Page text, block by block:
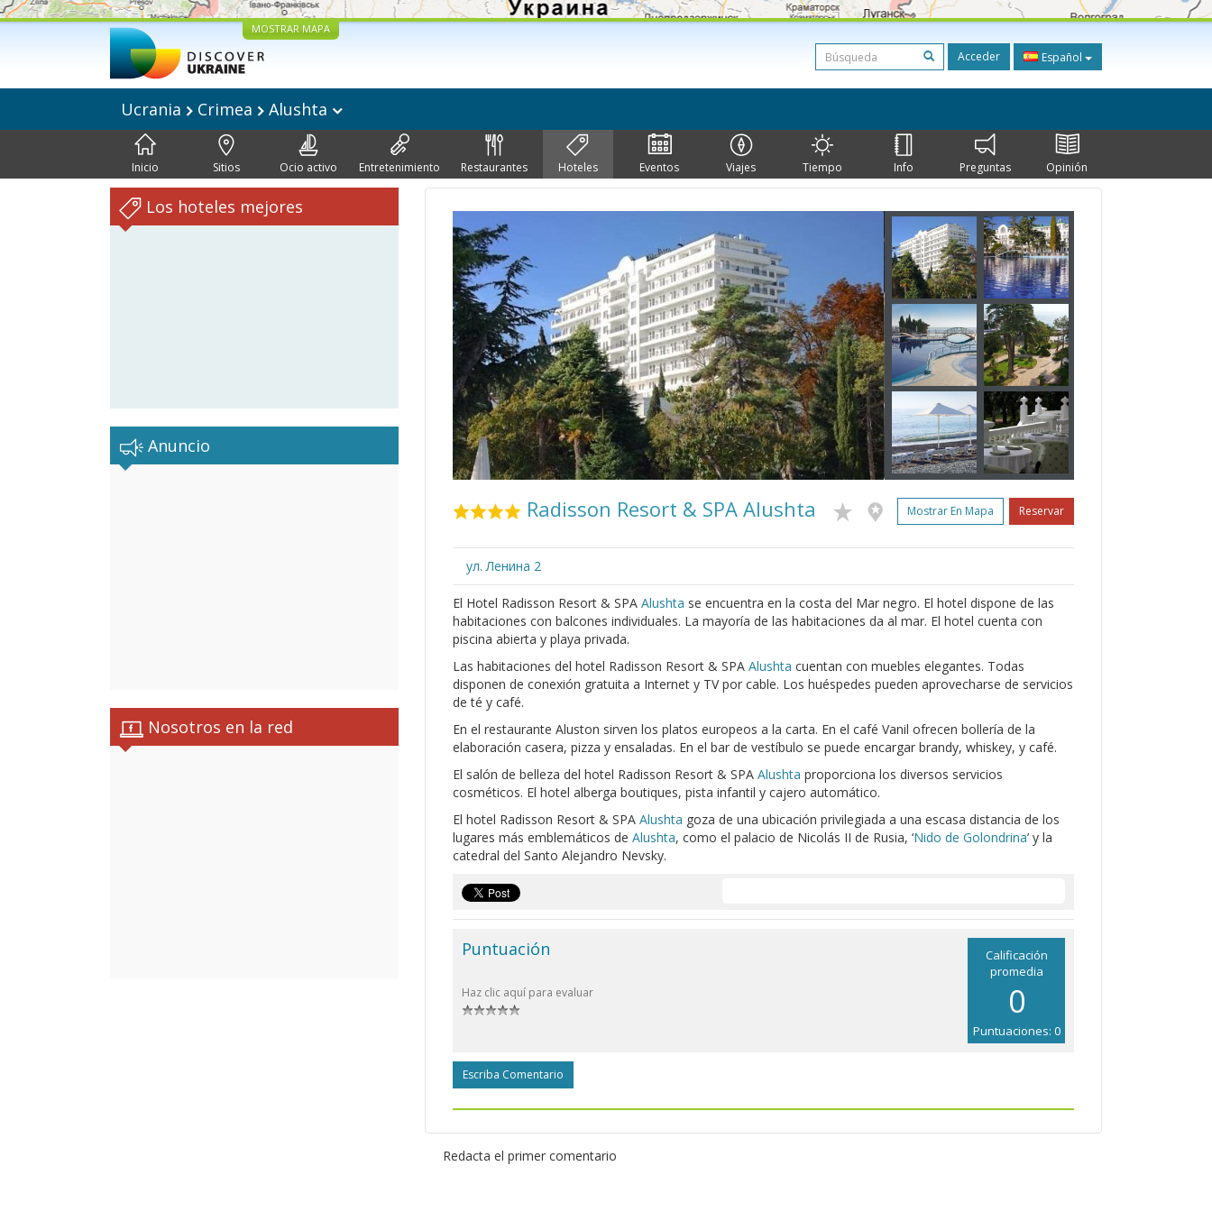
MOSTRAR MAPA
Acceder Español
Ucrania Crimea Alushta
Inicio Sitios Ocio activo Entretenimiento Restaurantes Hoteles Eventos Viajes Tiempo Info Preguntas Opinión
Los hoteles mejores
Anuncio
Nosotros en la red
Radisson Resort & SPA Alushta Mostrar En Mapa Reservar
ул. Ленина 2
El Hotel Radisson Resort & SPA Alushta se encuentra en la costa del Mar negro. El hotel dispone de las
habitaciones con balcones individuales. La mayoría de las habitaciones da al mar. El hotel cuenta con
piscina abierta y playa privada.
Las habitaciones del hotel Radisson Resort & SPA Alushta cuentan con muebles elegantes. Todas
disponen de conexión gratuita a Internet y TV por cable. Los huéspedes pueden aprovecharse de servicios
de té y café.
En el restaurante Aluston sirven los platos europeos a la carta. En el café Vanil ofrecen bollería de la
elaboración casera, pizza y ensaladas. En el bar de vestíbulo se puede encargar brandy, whiskey, y café.
El salón de belleza del hotel Radisson Resort & SPA Alushta proporciona los diversos servicios
cosméticos. El hotel alberga boutiques, pista infantil y cajero automático.
El hotel Radisson Resort & SPA Alushta goza de una ubicación privilegiada a una escasa distancia de los
lugares más emblemáticos de Alushta, como el palacio de Nicolás II de Rusia, ‘Nido de Golondrina’ y la
catedral del Santo Alejandro Nevsky.
Calificación
promedia
0
Puntuaciones: 0
Puntuación
Haz clic aquí para evaluar
Escriba Comentario
Redacta el primer comentario